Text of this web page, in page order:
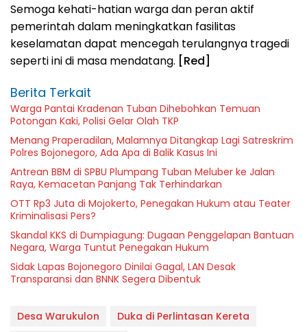
Semoga kehati-hatian warga dan peran aktif
pemerintah dalam meningkatkan fasilitas
keselamatan dapat mencegah terulangnya tragedi
seperti ini di masa mendatang. [Red]
Berita Terkait
Warga Pantai Kradenan Tuban Dihebohkan Temuan
Potongan Kaki, Polisi Gelar Olah TKP
Menang Praperadilan, Malamnya Ditangkap Lagi Satreskrim
Polres Bojonegoro, Ada Apa di Balik Kasus Ini
Antrean BBM di SPBU Plumpang Tuban Meluber ke Jalan
Raya, Kemacetan Panjang Tak Terhindarkan
OTT Rp3 Juta di Mojokerto, Penegakan Hukum atau Teater
Kriminalisasi Pers?
Skandal KKS di Dumpiagung: Dugaan Penggelapan Bantuan
Negara, Warga Tuntut Penegakan Hukum
Sidak Lapas Bojonegoro Dinilai Gagal, LAN Desak
Transparansi dan BNNK Segera Dibentuk
Desa Warukulon
Duka di Perlintasan Kereta